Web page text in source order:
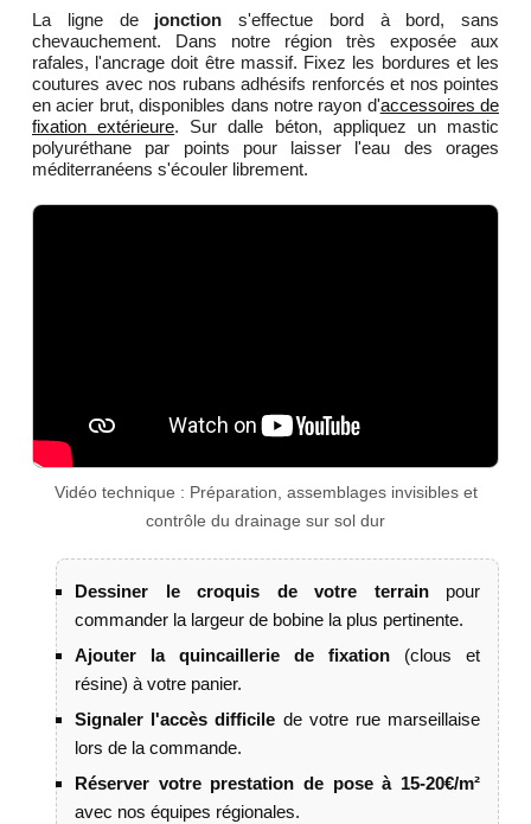
La ligne de jonction s'effectue bord à bord, sans
chevauchement. Dans notre région très exposée aux
rafales, l'ancrage doit être massif. Fixez les bordures et les
coutures avec nos rubans adhésifs renforcés et nos pointes
en acier brut, disponibles dans notre rayon d'accessoires de
fixation extérieure. Sur dalle béton, appliquez un mastic
polyuréthane par points pour laisser l'eau des orages
méditerranéens s'écouler librement.
Vidéo technique : Préparation, assemblages invisibles et
contrôle du drainage sur sol dur
Dessiner le croquis de votre terrainpour
commander la largeur de bobine la plus pertinente.
Ajouter la quincaillerie de fixation (clous et
résine) à votre panier.
Signaler l'accès difficile de votre rue marseillaise
lors de la commande.
Réserver votre prestation de pose à 15-20€/m²
avec nos équipes régionales.